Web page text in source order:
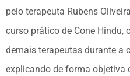
pelo terapeuta Rubens
curso prático de Cone Hindu,
demais terapeutas durante a
explicando de forma objetiva